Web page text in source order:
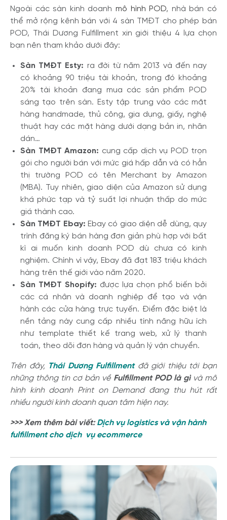
Ngoài các sàn kinh doanh mô hình POD, nhà bán có
thể mở rộng kênh bán với 4 sàn TMĐT cho phép bán
POD, Thái Dương Fulfillment xin giới thiệu 4 lựa chọn
bạn nên tham khảo dưới đây:
Sàn TMĐT Esty: ra đời từ năm 2013 và đến nay
có khoảng 90 triệu tài khoản, trong đó khoảng
20% tài khoản đang mua các sản phẩm POD
sáng tạo trên sàn. Esty tập trung vào các mặt
hàng handmade, thủ công, gia dụng, giấy, nghệ
thuật hay các mặt hàng dưới dạng bản in, nhãn
dán…
Sàn TMĐT Amazon: cung cấp dịch vụ POD trọn
gói cho người bán với mức giá hấp dẫn và có hẳn
thị trường POD có tên Merchant by Amazon
(MBA). Tuy nhiên, giao diện của Amazon sử dụng
khá phức tạp và tỷ suất lợi nhuận thấp do mức
giá thành cao.
Sàn TMĐT Ebay: Ebay có giao diện dễ dùng, quy
trình đăng ký bán hàng đơn giản phù hợp với bất
kì ai muốn kinh doanh POD dù chưa có kinh
nghiệm. Chính vì vậy, Ebay đã đạt 183 triệu khách
hàng trên thế giới vào năm 2020.
Sàn TMĐT Shopify: được lựa chọn phổ biến bởi
các cá nhân và doanh nghiệp để tạo và vận
hành các cửa hàng trực tuyến. Điểm đặc biệt là
nền tảng này cung cấp nhiều tính năng hữu ích
như template thiết kế trang web, xử lý thanh
toán, theo dõi đơn hàng và quản lý vận chuyển.
Trên đây, Thái Dương Fulfillment đã giới thiệu tới bạn
những thông tin cơ bản về Fulfillment POD là gì và mô
hình kinh doanh Print on Demand đang thu hút rất
nhiều người kinh doanh quan tâm hiện nay.
>>> Xem thêm bài viết:Dịch vụ logistics và vận hành
fulfillment cho dịch vụ ecommerce